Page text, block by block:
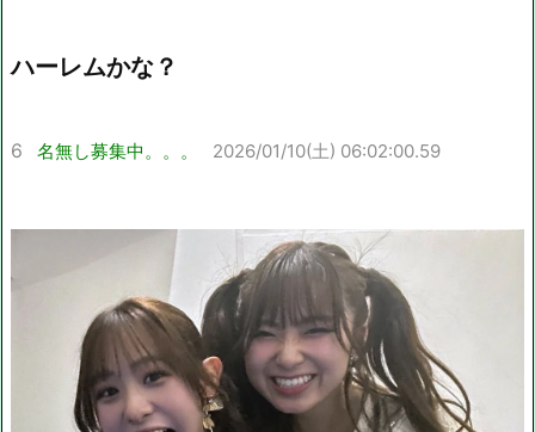
ハーレムかな？
6 名無し募集中。。。 2026/01/10(土) 06:02:00.59